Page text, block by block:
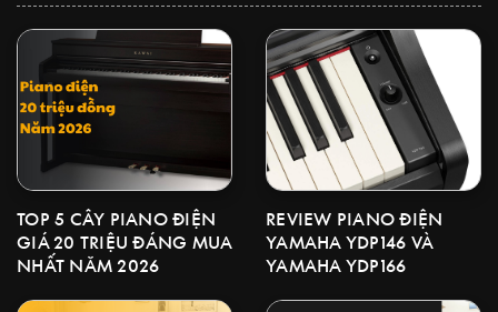
TOP 5 CÂY PIANO ĐIỆN
GIÁ 20 TRIỆU ĐÁNG MUA
NHẤT NĂM 2026
REVIEW PIANO ĐIỆN
YAMAHA YDP146 VÀ
YAMAHA YDP166